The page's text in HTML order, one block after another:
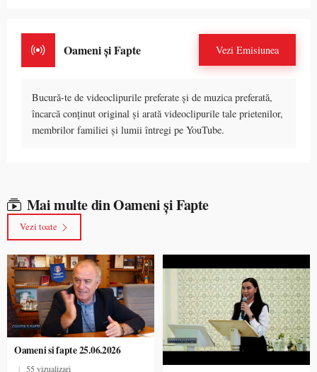
Oameni și Fapte Vezi Emisiunea
Bucură-te de videoclipurile preferate și de muzica preferată,
încarcă conținut original și arată videoclipurile tale prietenilor,
membrilor familiei și lumii întregi pe YouTube.
Mai multe din Oameni și Fapte
Vezi toate
Oameni si fapte 25.06.2026
| 55 vizualizari